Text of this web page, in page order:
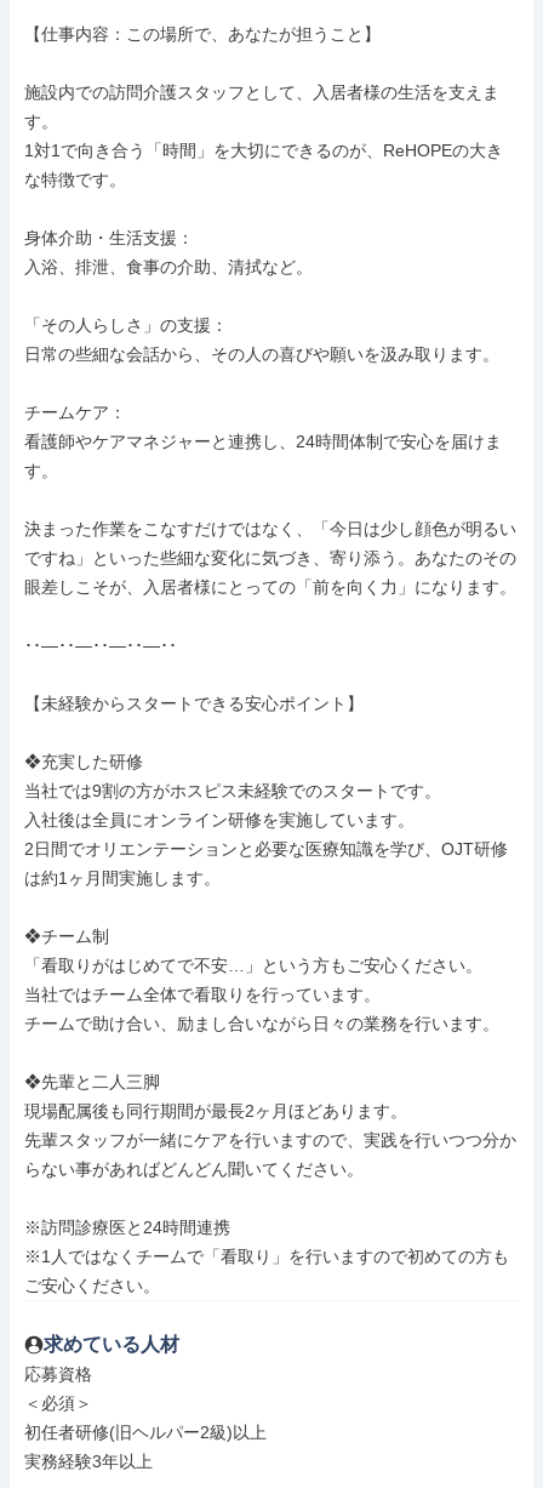
【仕事内容：この場所で、あなたが担うこと】
施設内での訪問介護スタッフとして、入居者様の生活を支えま
す。
1対1で向き合う「時間」を大切にできるのが、ReHOPEの大き
な特徴です。
身体介助・生活支援：
入浴、排泄、食事の介助、清拭など。
「その人らしさ」の支援：
日常の些細な会話から、その人の喜びや願いを汲み取ります。
チームケア：
看護師やケアマネジャーと連携し、24時間体制で安心を届けま
す。
決まった作業をこなすだけではなく、「今日は少し顔色が明るい
ですね」といった些細な変化に気づき、寄り添う。あなたのその
眼差しこそが、入居者様にとっての「前を向く力」になります。
･･―･･―･･―･･―･･
【未経験からスタートできる安心ポイント】
❖充実した研修
当社では9割の方がホスピス未経験でのスタートです。
入社後は全員にオンライン研修を実施しています。
2日間でオリエンテーションと必要な医療知識を学び、OJT研修
は約1ヶ月間実施します。
❖チーム制
「看取りがはじめてで不安…」という方もご安心ください。
当社ではチーム全体で看取りを行っています。
チームで助け合い、励まし合いながら日々の業務を行います。
❖先輩と二人三脚
現場配属後も同行期間が最長2ヶ月ほどあります。
先輩スタッフが一緒にケアを行いますので、実践を行いつつ分か
らない事があればどんどん聞いてください。
※訪問診療医と24時間連携
※1人ではなくチームで「看取り」を行いますので初めての方も
ご安心ください。
求めている人材
応募資格
＜必須＞
初任者研修(旧ヘルパー2級)以上
実務経験3年以上